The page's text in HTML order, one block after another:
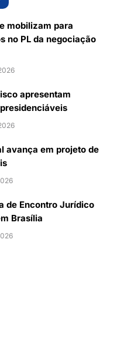
mobilizam para
no PL da negociação
apresentam
avança em projeto de
de Encontro Jurídico
Brasília